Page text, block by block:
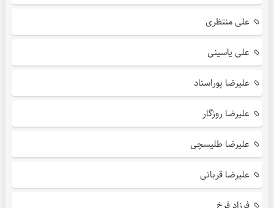
علی منتظری
علی یاسینی
علیرضا پوراستاد
علیرضا روزگار
علیرضا طلیسچی
علیرضا قربانی
فرزاد فرخ